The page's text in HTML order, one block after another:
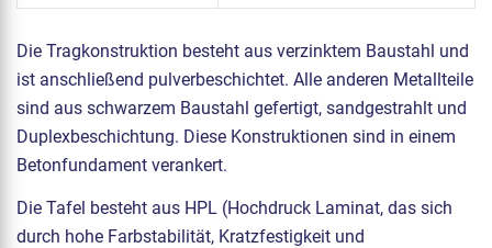
Die Tragkonstruktion besteht aus verzinktem Baustahl und
ist anschließend pulverbeschichtet. Alle anderen Metallteile
sind aus schwarzem Baustahl gefertigt, sandgestrahlt und
Duplexbeschichtung. Diese Konstruktionen sind in einem
Betonfundament verankert.
Die Tafel besteht aus HPL (Hochdruck Laminat, das sich
durch hohe Farbstabilität, Kratzfestigkeit und